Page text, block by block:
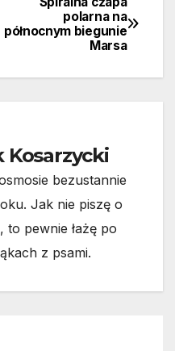
polarna na
północnym biegunie
Marsa
Kosarzycki
bezustannie
Jak nie piszę o
to pewnie łażę po
z psami.